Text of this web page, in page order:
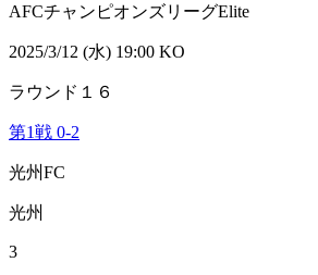
AFCチャンピオンズリーグElite
2025/3/12 (水) 19:00 KO
ラウンド１６
第1戦 0-2
光州FC
光州
3